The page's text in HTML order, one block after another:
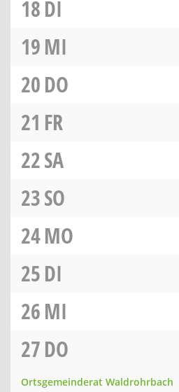
18DI
19MI
20DO
21 FR
22SA
23SO
24MO
25DI
26MI
27DO
Ortsgemeinderat Waldrohrbach